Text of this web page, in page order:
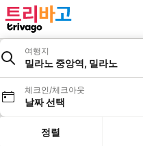
여행지
밀라노 중앙역, 밀라노
체크인/체크아웃
날짜 선택
정렬